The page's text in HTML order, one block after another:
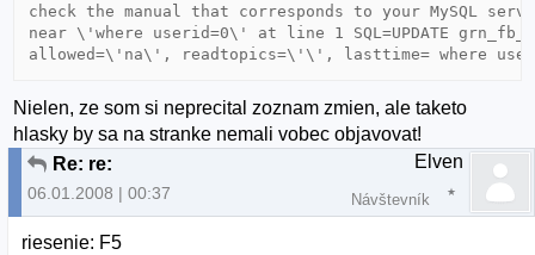
check the manual that corresponds to your MySQL
near \'where userid=0\' at line 1 SQL=UPDATE
allowed=\'na\', readtopics=\'\', lasttime= where
Nielen, ze som si neprecital zoznam zmien, ale taketo
hlasky by sa na stranke nemali vobec objavovat!
Re: re:
06.01.2008 | 00:37
Elven
Návštevník
riesenie: F5